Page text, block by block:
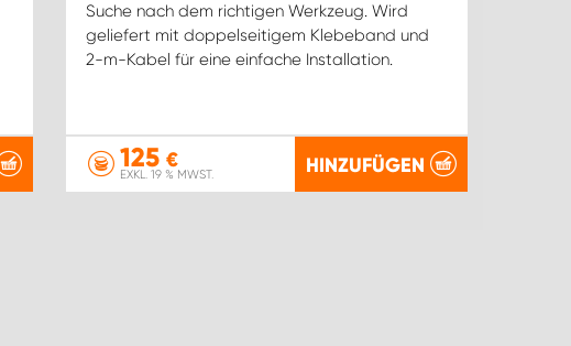
Suche nach dem richtigen Werkzeug. Wird
geliefert mit doppelseitigem Klebeband und
2-m-Kabel für eine einfache Installation.
125 €
EXKL. 19 % MWST. HINZUFÜGEN